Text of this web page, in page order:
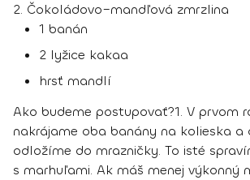
2. Čokoládovo–mandľová zmrzlina
1 banán
2 lyžice kakaa
hrsť mandlí
Ako budeme postupovať?1. V prvom
nakrájame oba banány na kolieska a
odložíme do mrazničky. To isté
s marhuľami. Ak máš menej výkonný